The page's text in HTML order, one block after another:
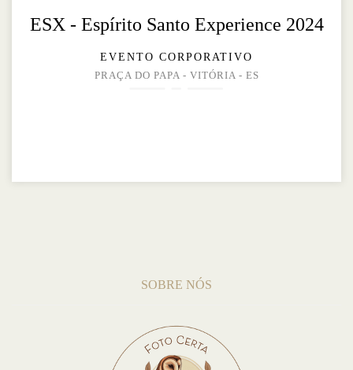
ESX - Espírito Santo Experience 2024
EVENTO CORPORATIVO
PRAÇA DO PAPA - VITÓRIA - ES
SOBRE NÓS